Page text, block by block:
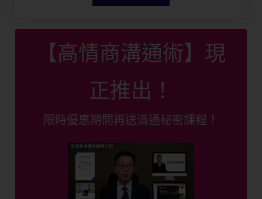
【高情商溝通術】現
正推出！
限時優惠期間再送溝通秘密課程！